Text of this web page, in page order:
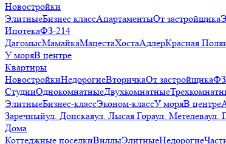
Новостройки
ЭлитныеБизнес классАпартаментыОт застройщика
ИпотекаФЗ-214
ДагомысМамайкаМацестаХостаАдлерКрасная
У моряВ центре
Квартиры
НовостройкиНедорогиеВторичкаОт застройщика
СтудииОднокомнатныеДвухкомнатные
ЭлитныеБизнес-классЭконом-классУ моряВ центре
Заречныйул. Донскаяул. Лысая Гораул. Метелеваул.
Дома
Коттеджные поселкиВиллыЭлитныеНедорогие